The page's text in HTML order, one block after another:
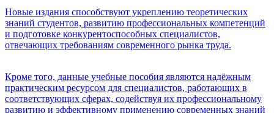
Новые издания способствуют укреплению теоретических
знаний студентов, развитию профессиональных компетенций
и подготовке конкурентоспособных специалистов,
отвечающих требованиям современного рынка труда.
Кроме того, данные учебные пособия являются надёжным
практическим ресурсом для специалистов, работающих в
соответствующих сферах, содействуя их профессиональному
развитию и эффективному применению современных знаний